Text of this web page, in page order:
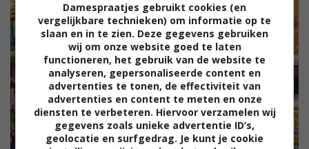
Damespraatjes gebruikt cookies (en
vergelijkbare technieken) om informatie op te
slaan en in te zien. Deze gegevens gebruiken
wij om onze website goed te laten
functioneren, het gebruik van de website te
analyseren, gepersonaliseerde content en
advertenties te tonen, de effectiviteit van
advertenties en content te meten en onze
diensten te verbeteren. Hiervoor verzamelen wij
gegevens zoals unieke advertentie ID’s,
geolocatie en surfgedrag. Je kunt je cookie